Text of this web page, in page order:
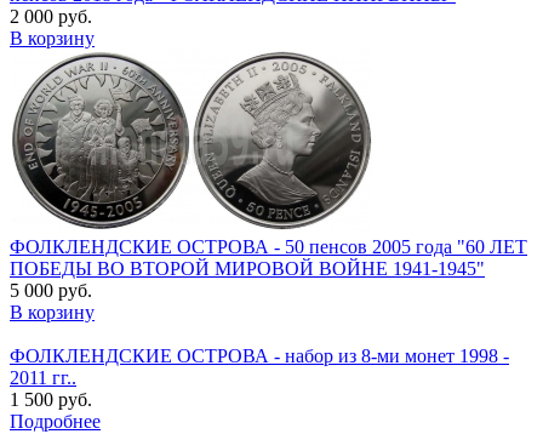
2 000 руб.
В корзину
ФОЛКЛЕНДСКИЕ ОСТРОВА - 50 пенсов 2005 года "60 ЛЕТ
ПОБЕДЫ ВО ВТОРОЙ МИРОВОЙ ВОЙНЕ 1941-1945"
5 000 руб.
В корзину
ФОЛКЛЕНДСКИЕ ОСТРОВА - набор из 8-ми монет 1998 -
2011 гг..
1 500 руб.
Подробнее